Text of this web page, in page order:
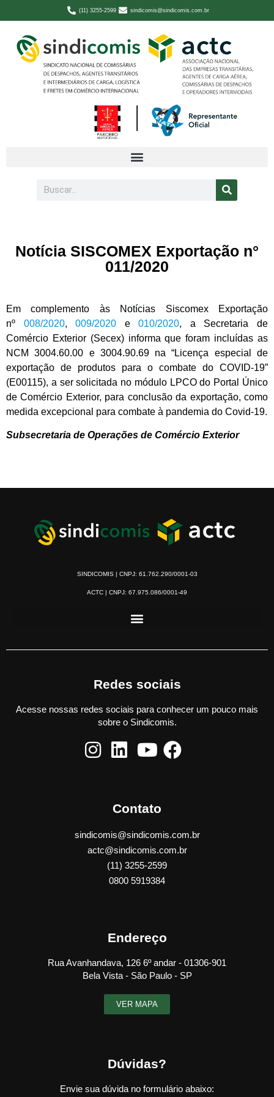
(11) 3255-2599 sindicomis@sindicomis.com.br
Notícia SISCOMEX Exportação n°
011/2020
Em complemento às Notícias Siscomex Exportação
nº 008/2020,009/2020 e010/2020, a Secretaria de
Comércio Exterior (Secex) informa que foram incluídas as
NCM 3004.60.00 e 3004.90.69 na “Licença especial de
exportação de produtos para o combate do COVID-19”
(E00115), a ser solicitada no módulo LPCO do Portal Único
de Comércio Exterior, para conclusão da exportação, como
medida excepcional para combate à pandemia do Covid-19.
Subsecretaria de Operações de Comércio Exterior
SINDICOMIS | CNPJ: 61.762.290/0001-03
ACTC | CNPJ: 67.975.086/0001-49
Redes sociais
Acesse nossas redes sociais para conhecer um pouco mais
sobre o Sindicomis.
Contato
sindicomis@sindicomis.com.br
actc@sindicomis.com.br
(11) 3255-2599
0800 5919384
Endereço
Rua Avanhandava, 126 6º andar - 01306-901
Bela Vista - São Paulo - SP
VER MAPA
Dúvidas?
Envie sua dúvida no formulário abaixo: